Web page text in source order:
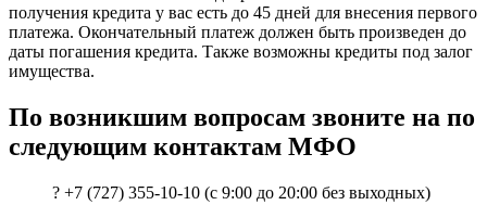
получения кредита у вас есть до 45 дней для внесения первого
платежа. Окончательный платеж должен быть произведен до
даты погашения кредита. Также возможны кредиты под залог
имущества.
По возникшим вопросам звоните на по
следующим контактам МФО
? +7 (727) 355-10-10 (с 9:00 до 20:00 без выходных)